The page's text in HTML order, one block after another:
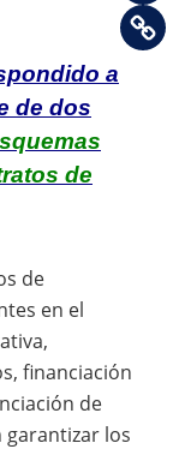
a
de dos
de
de
en el
financiación
de
garantizar los